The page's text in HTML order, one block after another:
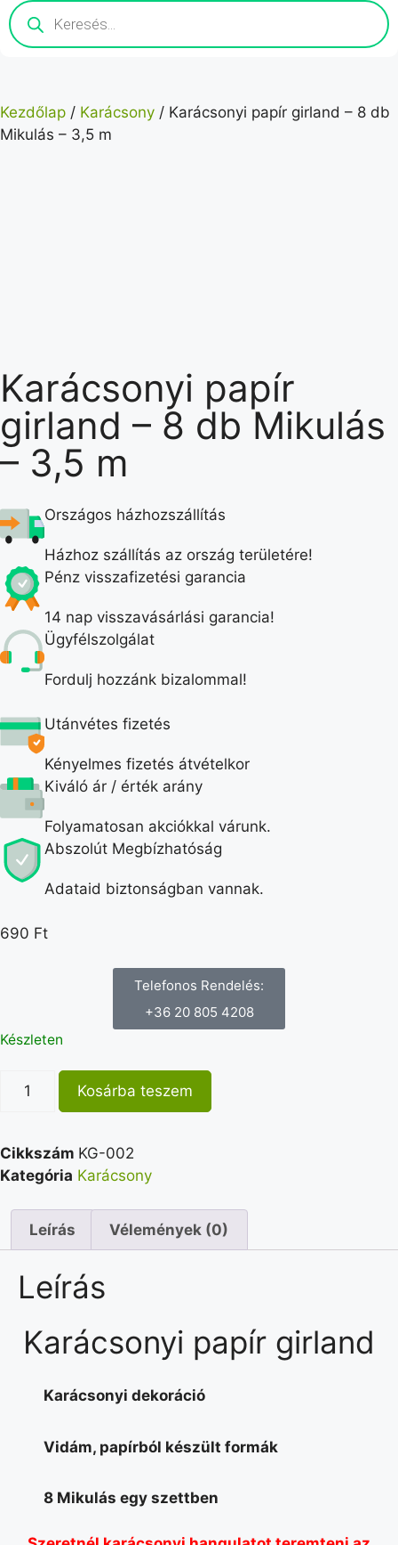
Kezdőlap / Karácsony / Karácsonyi papír girland – 8 db
Mikulás – 3,5 m
Karácsonyi papír
girland – 8 db Mikulás
– 3,5 m
Országos házhozszállítás
Házhoz szállítás az ország területére!
Pénz visszafizetési garancia
14 nap visszavásárlási garancia!
Ügyfélszolgálat
Fordulj hozzánk bizalommal!
Utánvétes fizetés
Kényelmes fizetés átvételkor
Kiváló ár / érték arány
Folyamatosan akciókkal várunk.
Abszolút Megbízhatóság
Adataid biztonságban vannak.
690 Ft
Telefonos Rendelés:
+36 20 805 4208
Készleten
Kosárba teszem
Cikkszám KG-002
Kategória Karácsony
Leírás Vélemények (0)
Leírás
Karácsonyi papír girland
Karácsonyi dekoráció
Vidám, papírból készült formák
8 Mikulás egy szettben